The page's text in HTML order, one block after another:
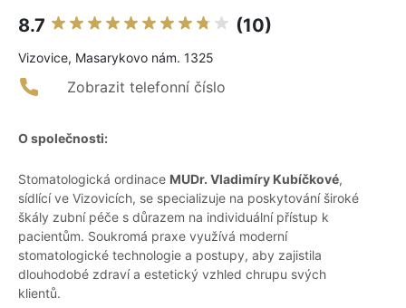
8.7 (10)
Vizovice, Masarykovo nám. 1325
Zobrazit telefonní číslo
O společnosti:
Stomatologická ordinace MUDr. Vladimíry Kubíčkové,
sídlící ve Vizovicích, se specializuje na poskytování široké
škály zubní péče s důrazem na individuální přístup k
pacientům. Soukromá praxe využívá moderní
stomatologické technologie a postupy, aby zajistila
dlouhodobé zdraví a estetický vzhled chrupu svých
klientů.